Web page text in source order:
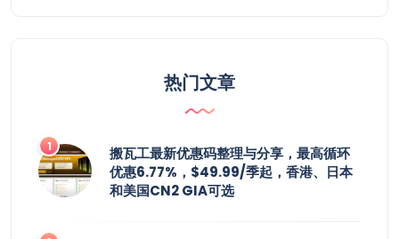
热门文章
搬瓦工最新优惠码整理与分享，最高循环
优惠6.77%，$49.99/季起，香港、日本
和美国CN2 GIA可选